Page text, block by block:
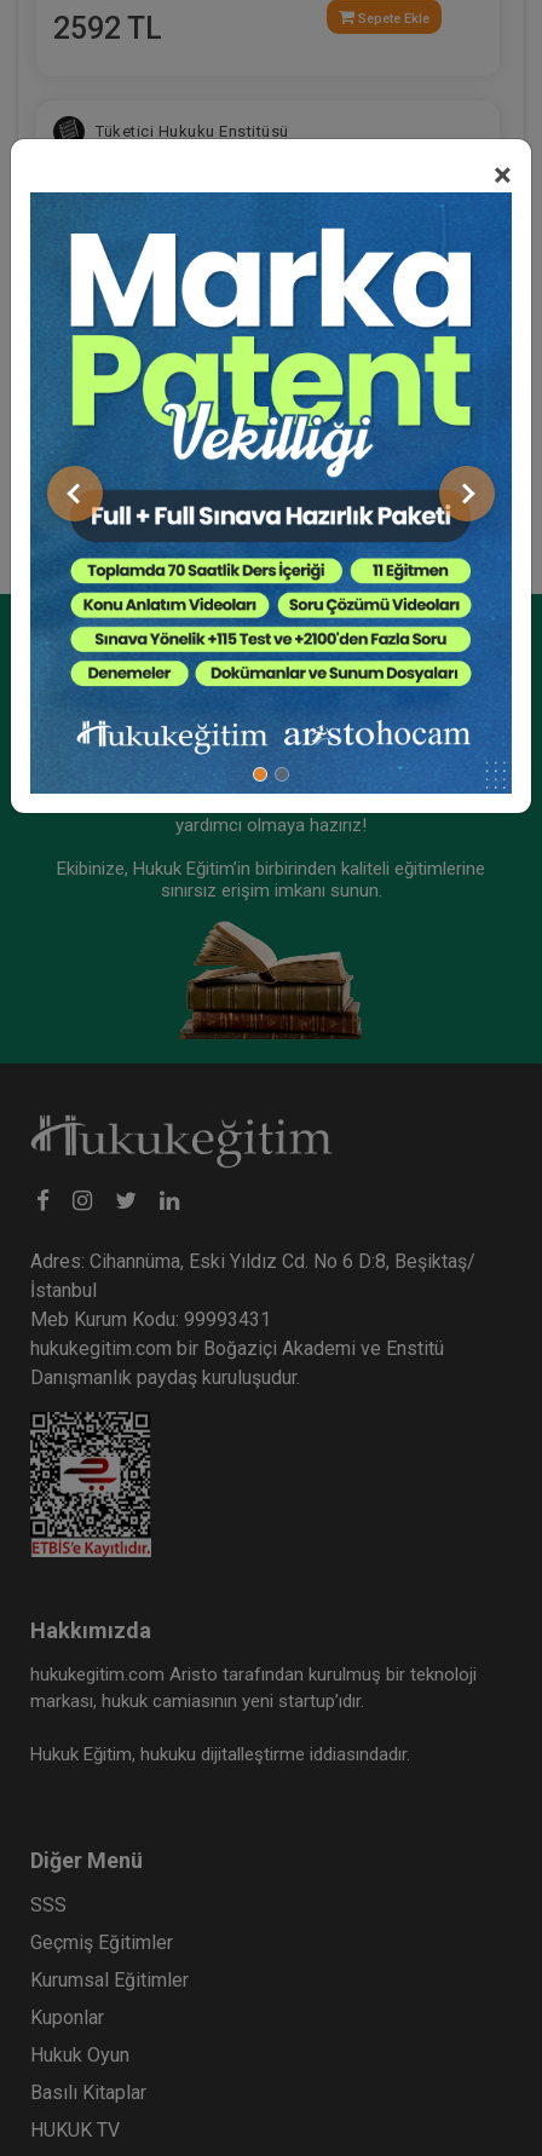
×
Önceki Sonraki
2592 TL Sepete Ekle
Tüketici Hukuku Enstitüsü
Fikri Mülkiyet Hukuku - IV. Ticaret Hukuku
Kongresi - XI. Oturum
360 TL Sepete Ekle
Tüketici Hukuku Enstitüsü
Sigorta Hukuku - IV. Ticaret Hukuku Kongresi -
Sepete Ekle
Tüketici Hukuku Enstitüsü
Sermaye Piyasası Hukuku - IV. Ticaret Hukuku
Kongresi - XII. Oturum
360 TL
Tüketici Hukuku Enstitüsü
X. Oturum
360 TL
Tüketici Hukuku Enstitüsü
Eğitmen Hakkında
Sosyal Medya
Kurumsal Üyelikler İçin
Kurumsal Teklif Alın
yardımcı olmaya hazırız!
Ekibinize, Hukuk Eğitim’in birbirinden kaliteli eğitimlerine
sınırsız erişim imkanı sunun.
Adres: Cihannüma, Eski Yıldız Cd. No 6 D:8, Beşiktaş/
İstanbul
Meb Kurum Kodu: 99993431
hukukegitim.com bir Boğaziçi Akademi ve Enstitü
Danışmanlık paydaş kuruluşudur.
Hakkımızda
hukukegitim.com Aristo tarafından kurulmuş bir teknoloji
markası, hukuk camiasının yeni startup’ıdır.
Hukuk Eğitim, hukuku dijitalleştirme iddiasındadır.
Diğer Menü
SSS
Geçmiş Eğitimler
Kurumsal Eğitimler
Kuponlar
Hukuk Oyun
Basılı Kitaplar
HUKUK TV